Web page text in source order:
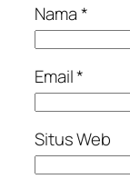
Nama*
Email*
Situs Web